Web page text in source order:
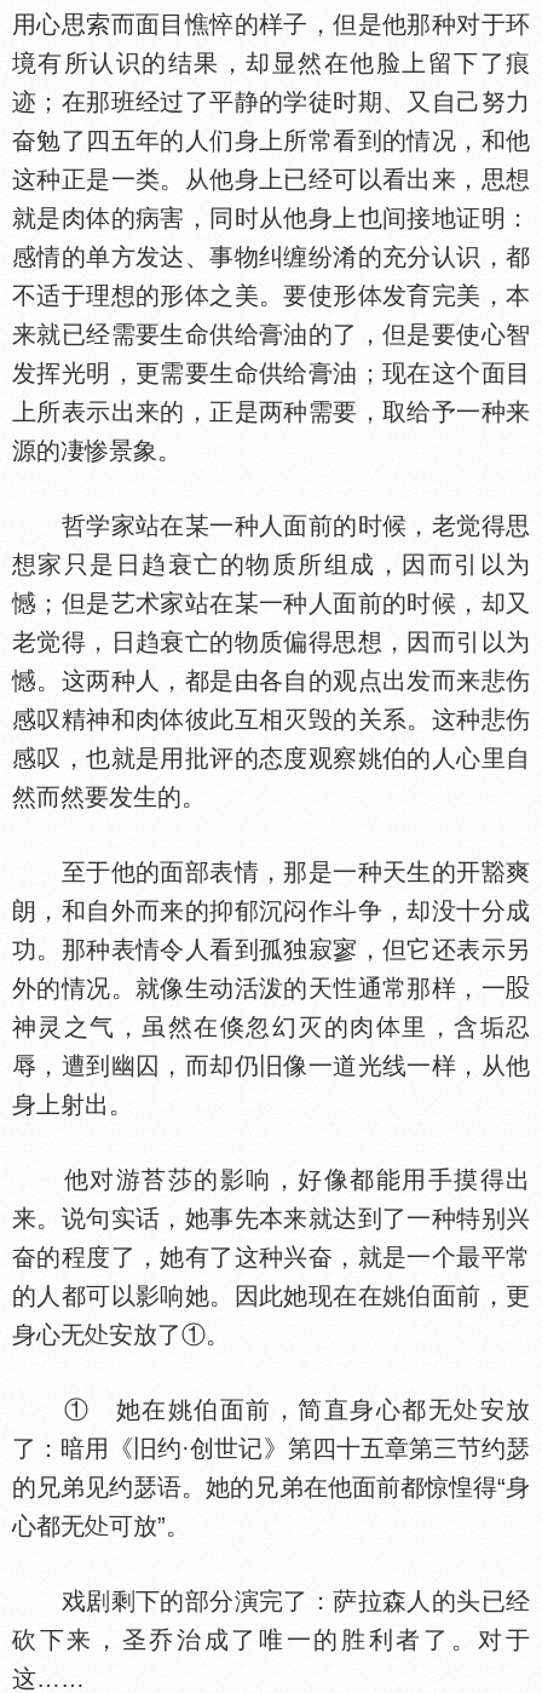
用心思索而面目憔悴的样子，但是他那种对于环
境有所认识的结果，却显然在他脸上留下了痕
迹；在那班经过了平静的学徒时期、又自己努力
奋勉了四五年的人们身上所常看到的情况，和他
这种正是一类。从他身上已经可以看出来，思想
就是肉
的病害，同时从他身上也间接地证明：
感情的单方发达、事物纠缠纷淆的充分认识，都
不适于理想的形
之美。要使形
发育完美，本
来就已经需要生命供给膏油的了，但是要使心智
发挥光明，更需要生命供给膏油；现在这个面目
上所表示出来的，正是两种需要，取给予一种来
源的凄惨景象。
哲学家站在某一种人面前的时候，老觉得思
想家只是日趋衰亡的物质所组成，因而引以为
憾；但是艺术家站在某一种人面前的时候，却又
老觉得，日趋衰亡的物质偏得思想，因而引以为
憾。这两种人，都是由各自的观点出发而来悲伤
感叹精神和肉
彼此互相灭毁的关系。这种悲伤
感叹，也就是用批评的态度观察姚伯的人心里自
然而然要发生的。
至于他的面部表情，那是一种天生的开豁爽
朗，和自外而来的抑郁沉闷作斗争，却没十分成
功。那种表情令人看到孤独寂寥，但它还表示另
外的情况。就像生动活泼的天
通常那样，一
神灵之气，虽然在倏忽幻灭的肉
里，含垢忍
辱，遭到幽囚，而却仍旧像一道光线一样，从他
身上射出。
他对游苔莎的影响，好像都能用手摸得出
来。说句实话，她事先本来就达到了一种特别兴
奋的程度了，她有了这种兴奋，就是一个最平常
的人都可以影响她。因此她现在在姚伯面前，更
身心无
安放了①。
① 她在姚伯面前，简直身心都无
安放
了：暗用《旧约·创世记》第四十五章第三节约瑟
的兄弟见约瑟语。她的兄弟在他面前都惊惶得“身
心都无
可放”。
戏剧剩下的部分演完了：萨拉森人的头已经
砍下来，圣乔治成了唯一的胜利者了。对于
这……